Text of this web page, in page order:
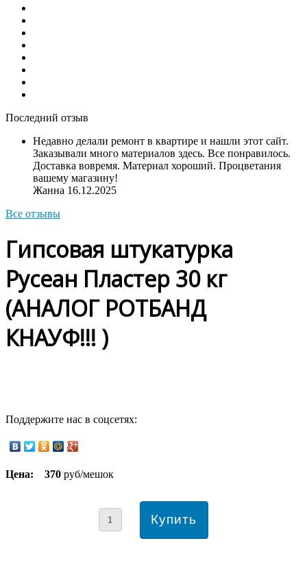
Последний отзыв
Недавно делали ремонт в квартире и нашли этот сайт.
Заказывали много материалов здесь. Все понравилось.
Доставка вовремя. Материал хороший. Процветания
вашему магазину!
Жанна 16.12.2025
Все отзывы
Гипсовая штукатурка
Русеан Пластер 30 кг
(АНАЛОГ РОТБАНД
КНАУФ!!! )
Поддержите нас в соцсетях:
Цена: 370 руб/мешок